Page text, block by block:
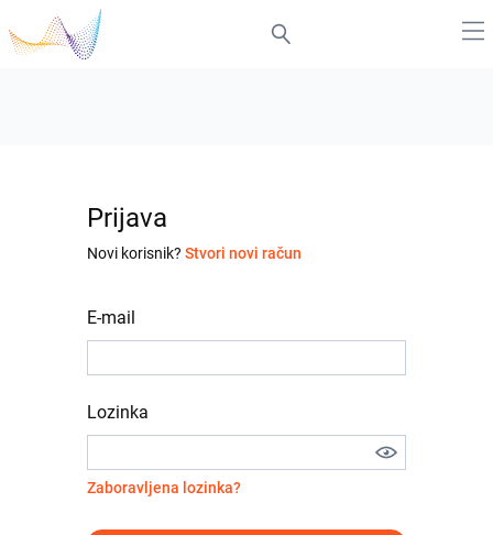
Prijava
Novi korisnik? Stvori novi račun
E-mail
Lozinka
Zaboravljena lozinka?